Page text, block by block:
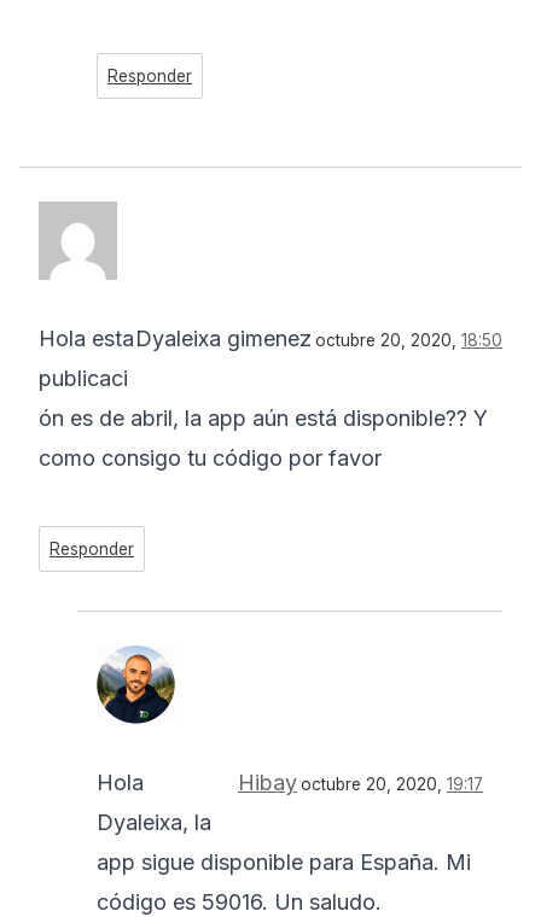
Responder
Dyaleixa gimenez octubre 20, 2020, 18:50
Hola esta
publicaci
ón es de abril, la app aún está disponible?? Y
como consigo tu código por favor
Responder
Hibayoctubre 20, 2020, 19:17
Hola
Dyaleixa, la
app sigue disponible para España. Mi
código es 59016. Un saludo.